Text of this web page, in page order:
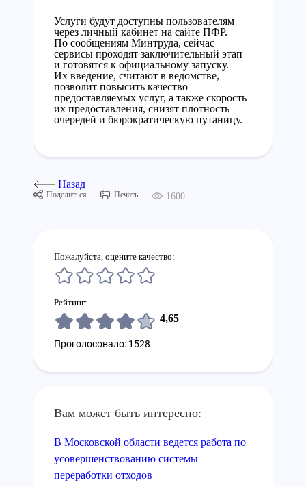
Услуги будут доступны пользователям
через личный кабинет на сайте ПФР.
По сообщениям Минтруда, сейчас
сервисы проходят заключительный этап
и готовятся к официальному запуску.
Их введение, считают в ведомстве,
позволит повысить качество
предоставляемых услуг, а также скорость
их предоставления, снизят плотность
очередей и бюрократическую путаницу.
Назад
Поделиться Печать 1600
Пожалуйста, оцените качество:
Рейтинг:
4,65
Проголосовало: 1528
Вам может быть интересно:
В Московской области ведется работа по
усовершенствованию системы
переработки отходов